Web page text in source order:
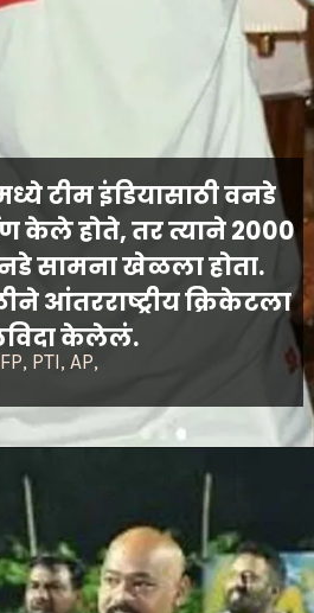
PTI, AP,
टीम इंडियासाठी वनडे
केले होते, तर त्याने 2000
सामना खेळला होता.
आंतरराष्ट्रीय क्रिकेटला
केलेलं.